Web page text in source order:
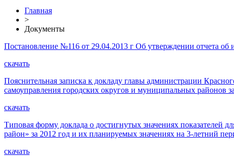
Главная
>
Документы
Постановление №116 от 29.04.2013 г Об утверждении отчета об
скачать
Пояснительная записка к докладу главы администрации
самоуправления городских округов и муниципальных районов
скачать
Типовая форму доклада о достигнутых значениях показателей
район» за 2012 год и их планируемых значениях на 3-летний
скачать